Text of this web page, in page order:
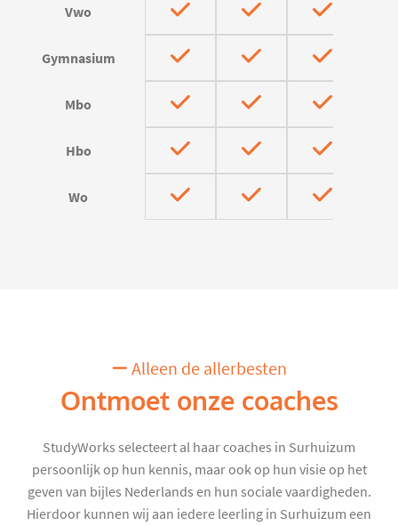
Vwo
Gymnasium
Mbo
Hbo
Wo
Alleen de allerbesten
Ontmoet onze coaches
StudyWorks selecteert al haar coaches in Surhuizum
persoonlijk op hun kennis, maar ook op hun visie op het
geven van bijles Nederlands en hun sociale vaardigheden.
Hierdoor kunnen wij aan iedere leerling in Surhuizum een